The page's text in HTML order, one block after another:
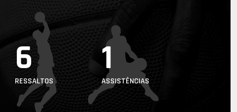
6
RESSALTOS
1
ASSISTÊNCIAS